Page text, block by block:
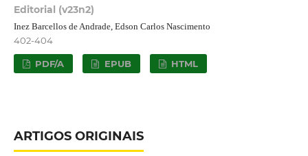
Editorial (v23n2)
Inez Barcellos de Andrade, Edson Carlos Nascimento
402-404
PDF/A EPUB HTML
ARTIGOS ORIGINAIS